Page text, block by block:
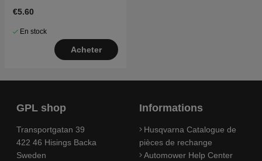
€5.60
En stock
Acheter
GPL shop
Transportgatan 39
422 46 Hisings Backa
Sweden
Informations
Husqvarna Catalogue de
pièces de rechange
Automower Help Center